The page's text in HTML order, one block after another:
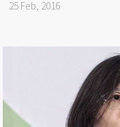
25 Feb, 2016